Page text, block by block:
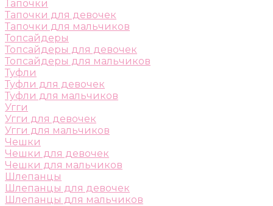
Тапочки
Тапочки для девочек
Тапочки для мальчиков
Топсайдеры
Топсайдеры для девочек
Топсайдеры для мальчиков
Туфли
Туфли для девочек
Туфли для мальчиков
Угги
Угги для девочек
Угги для мальчиков
Чешки
Чешки для девочек
Чешки для мальчиков
Шлепанцы
Шлепанцы для девочек
Шлепанцы для мальчиков